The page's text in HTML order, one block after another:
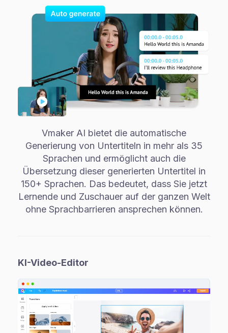
Vmaker AI bietet die automatische
Generierung von Untertiteln in mehr als 35
Sprachen und ermöglicht auch die
Übersetzung dieser generierten Untertitel in
150+ Sprachen. Das bedeutet, dass Sie jetzt
Lernende und Zuschauer auf der ganzen Welt
ohne Sprachbarrieren ansprechen können.
KI-Video-Editor